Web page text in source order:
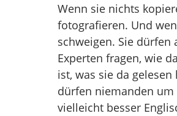
Wenn sie nichts
fotografieren. Und
schweigen. Sie dürfen
Experten fragen, wie
ist, was sie da gelesen
dürfen niemanden
vielleicht besser